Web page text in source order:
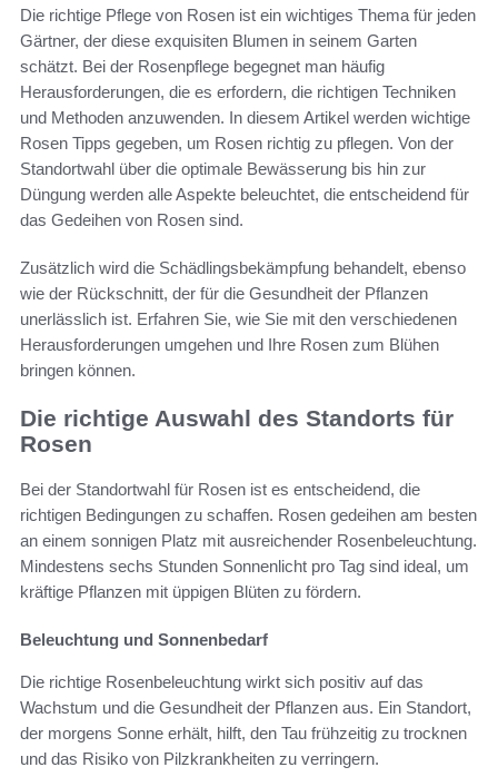
Die richtige Pflege von Rosen ist ein wichtiges Thema für jeden
Gärtner, der diese exquisiten Blumen in seinem Garten
schätzt. Bei der Rosenpflege begegnet man häufig
Herausforderungen, die es erfordern, die richtigen Techniken
und Methoden anzuwenden. In diesem Artikel werden wichtige
Rosen Tipps gegeben, um Rosen richtig zu pflegen. Von der
Standortwahl über die optimale Bewässerung bis hin zur
Düngung werden alle Aspekte beleuchtet, die entscheidend für
das Gedeihen von Rosen sind.
Zusätzlich wird die Schädlingsbekämpfung behandelt, ebenso
wie der Rückschnitt, der für die Gesundheit der Pflanzen
unerlässlich ist. Erfahren Sie, wie Sie mit den verschiedenen
Herausforderungen umgehen und Ihre Rosen zum Blühen
bringen können.
Die richtige Auswahl des Standorts für
Rosen
Bei der Standortwahl für Rosen ist es entscheidend, die
richtigen Bedingungen zu schaffen. Rosen gedeihen am besten
an einem sonnigen Platz mit ausreichender Rosenbeleuchtung.
Mindestens sechs Stunden Sonnenlicht pro Tag sind ideal, um
kräftige Pflanzen mit üppigen Blüten zu fördern.
Beleuchtung und Sonnenbedarf
Die richtige Rosenbeleuchtung wirkt sich positiv auf das
Wachstum und die Gesundheit der Pflanzen aus. Ein Standort,
der morgens Sonne erhält, hilft, den Tau frühzeitig zu trocknen
und das Risiko von Pilzkrankheiten zu verringern.